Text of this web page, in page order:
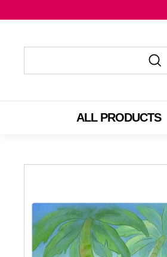
信
送
す
ALL PRODUCTS